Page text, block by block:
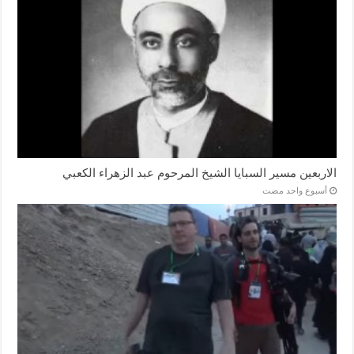
الاربعين مسير السبايا الشيخ المرحوم عبد الزهراء الكعبي
‏أسبوع واحد مضت